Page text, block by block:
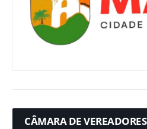
CÂMARA DE VEREADORES